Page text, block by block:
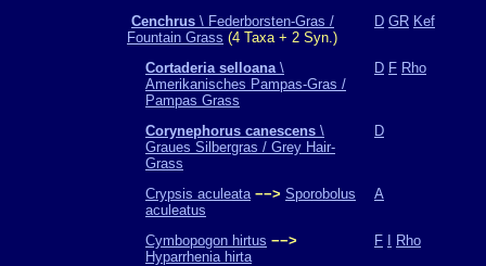
Cenchrus \ Federborsten-Gras /
Fountain Grass (4 Taxa + 2 Syn.)
D GR Kef
Cortaderia selloana\
Amerikanisches Pampas-Gras /
Pampas Grass
D F Rho
Corynephorus canescens \
Graues Silbergras / Grey Hair-
Grass
D
Crypsis aculeata −−> Sporobolus
aculeatus
A
Cymbopogon hirtus −−>
Hyparrhenia hirta
F Rho